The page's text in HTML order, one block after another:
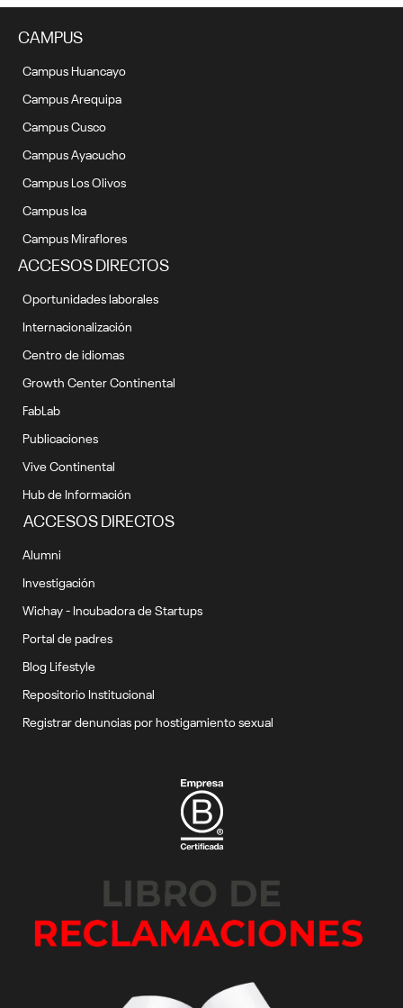
CAMPUS
Campus Huancayo
Campus Arequipa
Campus Cusco
Campus Ayacucho
Campus Los Olivos
Campus Ica
Campus Miraflores
ACCESOS DIRECTOS
Oportunidades laborales
Internacionalización
Centro de idiomas
Growth Center Continental
FabLab
Publicaciones
Vive Continental
Hub de Información
ACCESOS DIRECTOS
Alumni
Investigación
Wichay - Incubadora de Startups
Portal de padres
Blog Lifestyle
Repositorio Institucional
Registrar denuncias por hostigamiento sexual